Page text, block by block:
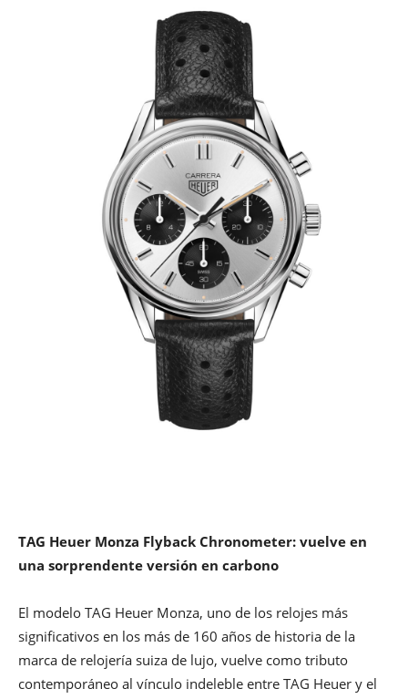
TAG Heuer Monza Flyback Chronometer: vuelve en
una sorprendente versión en carbono
El modelo TAG Heuer Monza, uno de los relojes más
significativos en los más de 160 años de historia de la
marca de relojería suiza de lujo, vuelve como tributo
contemporáneo al vínculo indeleble entre TAG Heuer y el